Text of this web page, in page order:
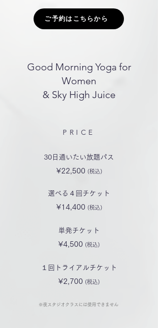
ご予約はこちらから
Good Morning Yoga for
Women
& Sky High Juice
PRICE
30日通いたい放題パス
¥22,500 (税込)
選べる４回チケット
¥14,400 (税込)
単発チケット
¥4,500 (税込)
１回トライアルチケット
¥2,700 (税込)
※夜スタジオクラスには使用できません